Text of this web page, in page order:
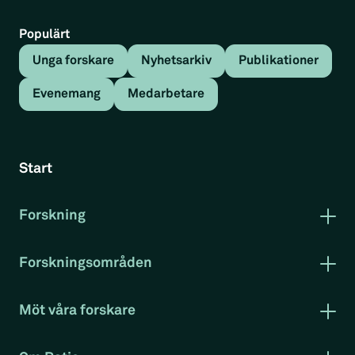
Populärt
Unga forskare Nyhetsarkiv Publikationer
Evenemang Medarbetare
Start
Forskning
Rapportserie arbetsmarknad
Forskningsområden
Konkurrenskraft
Möt våra forskare
Tillbaka
Christofer Laurell publiceras i
Christian Sandströms och Christofer Laurells